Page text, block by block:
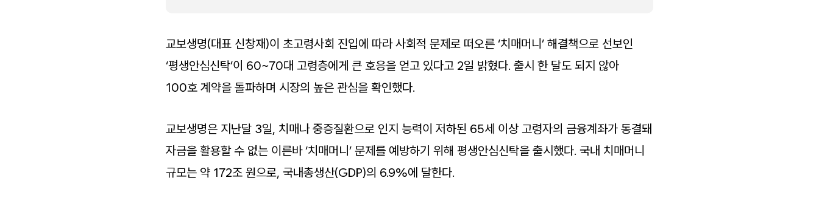
교보생명(대표 신창재)이 초고령사회 진입에 따라 사회적 문제로 떠오른 ‘치매머니’ 해결책으로 선보인
‘평생안심신탁’이 60~70대 고령층에게 큰 호응을 얻고 있다고 2일 밝혔다. 출시 한 달도 되지 않아
100호 계약을 돌파하며 시장의 높은 관심을 확인했다.
교보생명은 지난달 3일, 치매나 중증질환으로 인지 능력이 저하된 65세 이상 고령자의 금융계좌가 동결돼
자금을 활용할 수 없는 이른바 ‘치매머니’ 문제를 예방하기 위해 평생안심신탁을 출시했다. 국내 치매머니
규모는 약 172조 원으로, 국내총생산(GDP)의 6.9%에 달한다.